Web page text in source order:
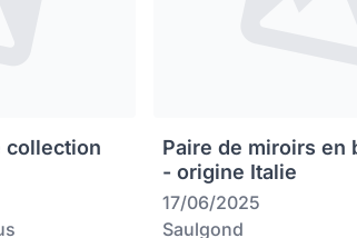
collection
Paire de miroirs en
- origine Italie
17/06/2025
Saulgond